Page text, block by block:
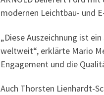
modernen Leichtbau- und
„Diese Auszeichnung ist
weltweit“, erklärte Mario
Engagement und die
Auch Thorsten Lienhardt-